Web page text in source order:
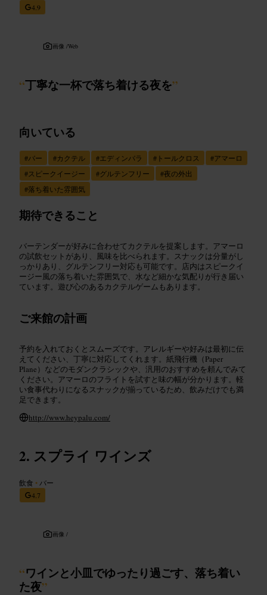
4.9
画像 /Web
“丁寧な一杯で落ち着ける夜を”
向いている
#バー #カクテル #エディンバラ # トールクロス #アマーロ
#スピークイージー #グルテンフリー #夜の外出
#落ち着いた雰囲気
期待できること
バーテンダーが好みに合わせてカクテルを提案します。アマーロ
の試飲セットがあり、風味を比べられます。スナックは分量がし
っかりあり、グルテンフリー対応も可能です。店内はスピークイ
ージー風の落ち着いた雰囲気で、水など細かな気配りが行き届い
ています。遊び心のあるカクテルゲームもあります。
ご来館の計画
予約を入れておくとスムーズです。アレルギーや好みは最初に伝
えてください、丁寧に対応してくれます。紙飛行機（Paper
Plane）などのモダンクラシックや、汎用のおすすめを頼んでみて
ください。アマーロのフライトを試すと味の幅が分かります。軽
い食事代わりになるスナックが揃っているため、飲みだけでも満
足できます。
http://www.heypalu.com/
スプライ ワインズ
飲食 • バー
4.7
画像 /
“ワインと小皿でゆったり過ごす、落ち着い
た夜”